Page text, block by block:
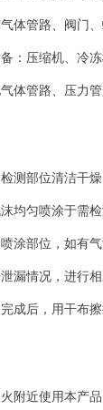
体管路、阀门、
：压缩机、冷
体管路、压力管
测部位清洁干燥
均匀喷涂于需
涂部位，如有
漏情况，进行相
成后，用干布
附近使用本产品